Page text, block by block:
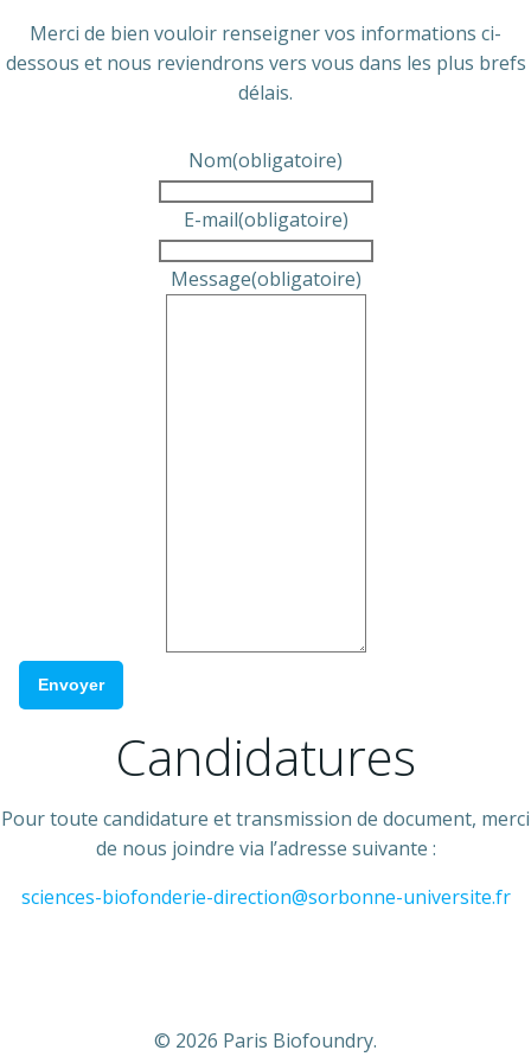
Merci de bien vouloir renseigner vos informations ci-
dessous et nous reviendrons vers vous dans les plus brefs
délais.
Nom(obligatoire)
E-mail(obligatoire)
Message(obligatoire)
Envoyer
Candidatures
Pour toute candidature et transmission de document, merci
de nous joindre via l’adresse suivante :
sciences-biofonderie-direction@sorbonne-universite.fr
© 2026 Paris Biofoundry.